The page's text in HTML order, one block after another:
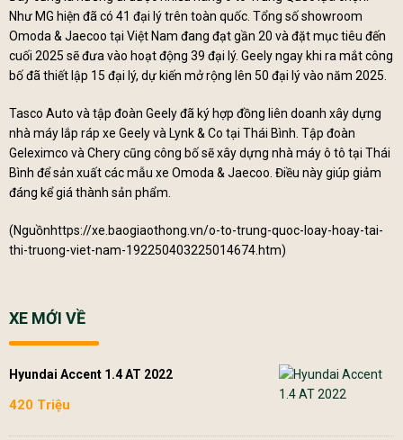
Như MG hiện đã có 41 đại lý trên toàn quốc. Tổng số showroom
Omoda & Jaecoo tại Việt Nam đang đạt gần 20 và đặt mục tiêu đến
cuối 2025 sẽ đưa vào hoạt động 39 đại lý. Geely ngay khi ra mắt công
bố đã thiết lập 15 đại lý, dự kiến mở rộng lên 50 đại lý vào năm 2025.
Tasco Auto và tập đoàn Geely đã ký hợp đồng liên doanh xây dựng
nhà máy lắp ráp xe Geely và Lynk & Co tại Thái Bình. Tập đoàn
Geleximco và Chery cũng công bố sẽ xây dựng nhà máy ô tô tại Thái
Bình để sản xuất các mẫu xe Omoda & Jaecoo. Điều này giúp giảm
đáng kể giá thành sản phẩm.
(Nguồnhttps://xe.baogiaothong.vn/o-to-trung-quoc-loay-hoay-tai-
thi-truong-viet-nam-192250403225014674.htm)
XE MỚI VỀ
Hyundai Accent 1.4 AT 2022
420 Triệu